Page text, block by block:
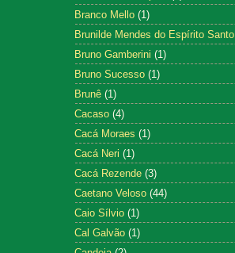
Branco Mello (1)
Brunilde Mendes do Espírito Santo
Bruno Gamberini (1)
Bruno Sucesso (1)
Brunê (1)
Cacaso (4)
Cacá Moraes (1)
Cacá Neri (1)
Cacá Rezende (3)
Caetano Veloso (44)
Caio Sílvio (1)
Cal Galvão (1)